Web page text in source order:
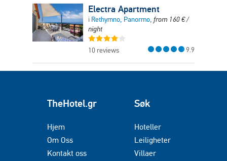
Electra Apartment
i Rethymno, Panormo, from 160€/
night
10 reviews 9.9
TheHotel.gr
Hjem
Om Oss
Kontakt oss
Søk
Hoteller
Leiligheter
Villaer